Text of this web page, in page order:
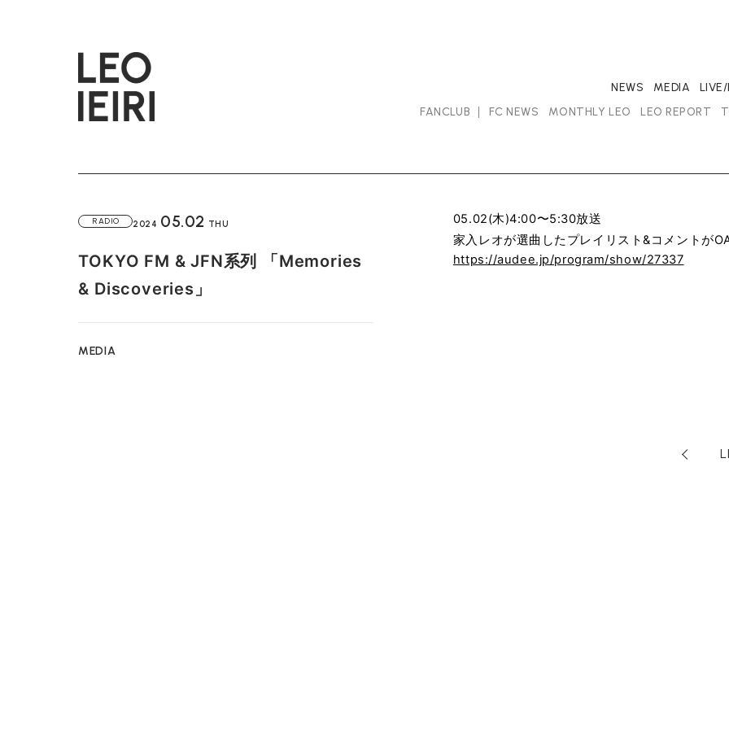
NEWS MEDIA
FANCLUB
FC NEWS MONTHLY LEO LEO REPORT
RADIO 2024 05.02 THU
TOKYO FM & JFN系列 「Memories
& Discoveries」
MEDIA
05.02(木)4:00〜5:30放送
家入レオが選曲したプレイリスト&コメントが
https://audee.jp/program/show/27337